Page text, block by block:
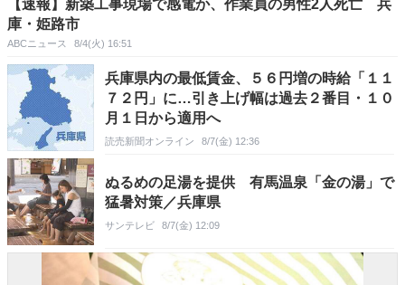
【速報】新築工事現場で感電か、作業員の男性2人死亡 兵
庫・姫路市
ABCニュース 8/4(火) 16:51
兵庫県内の最低賃金、５６円増の時給「１１
７２円」に…引き上げ幅は過去２番目・１０
月１日から適用へ
読売新聞オンライン 8/7(金) 12:36
ぬるめの足湯を提供 有馬温泉「金の湯」で
猛暑対策／兵庫県
サンテレビ 8/7(金) 12:09